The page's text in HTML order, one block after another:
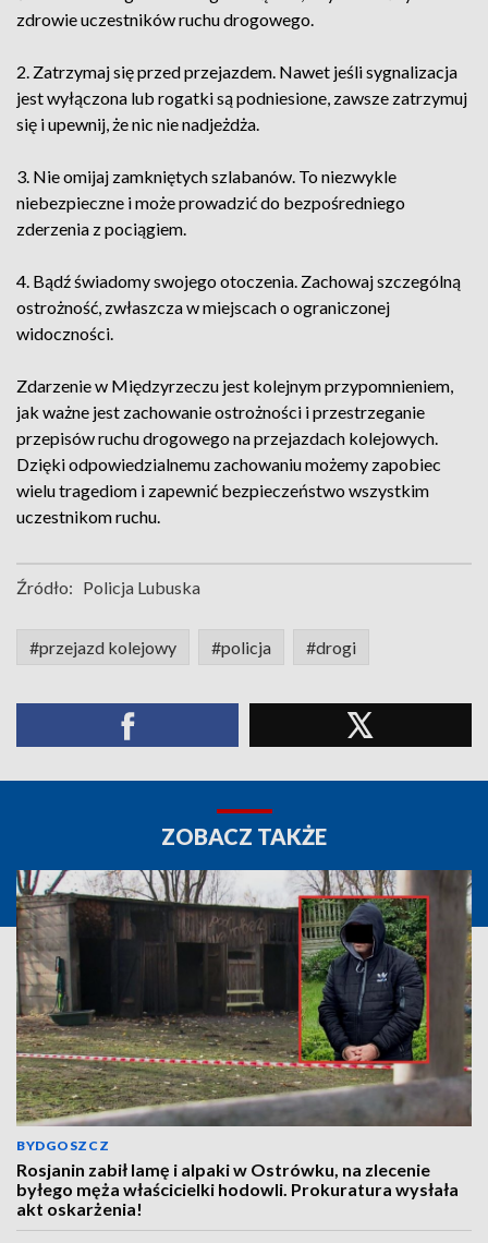
zdrowie uczestników ruchu drogowego.
2. Zatrzymaj się przed przejazdem. Nawet jeśli sygnalizacja
jest wyłączona lub rogatki są podniesione, zawsze zatrzymuj
się i upewnij, że nic nie nadjeżdża.
3. Nie omijaj zamkniętych szlabanów. To niezwykle
niebezpieczne i może prowadzić do bezpośredniego
zderzenia z pociągiem.
4. Bądź świadomy swojego otoczenia. Zachowaj szczególną
ostrożność, zwłaszcza w miejscach o ograniczonej
widoczności.
Zdarzenie w Międzyrzeczu jest kolejnym przypomnieniem,
jak ważne jest zachowanie ostrożności i przestrzeganie
przepisów ruchu drogowego na przejazdach kolejowych.
Dzięki odpowiedzialnemu zachowaniu możemy zapobiec
wielu tragediom i zapewnić bezpieczeństwo wszystkim
uczestnikom ruchu.
Źródło: Policja Lubuska
#przejazd kolejowy #policja #drogi
ZOBACZ TAKŻE
BYDGOSZCZ
Rosjanin zabił lamę i alpaki w Ostrówku, na zlecenie
byłego męża właścicielki hodowli. Prokuratura wysłała
akt oskarżenia!